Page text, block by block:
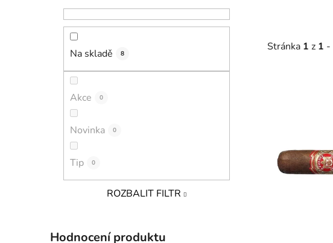
Na skladě 8
Akce 0
Novinka 0
Tip 0
ROZBALIT FILTR
Hodnocení produktu
Stránka 1 z 1 -